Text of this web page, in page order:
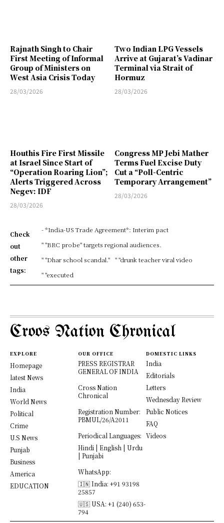
Rajnath Singh to Chair
First Meeting of Informal
Group of Ministers on
West Asia Crisis Today
28/03/2026
Two Indian LPG Vessels
Arrive at Gujarat’s Vadinar
Terminal via Strait of
Hormuz
28/03/2026
Houthis Fire First Missile
at Israel Since Start of
“Operation Roaring Lion”;
Alerts Triggered Across
Negev: IDF
28/03/2026
Congress MP Jebi Mather
Terms Fuel Excise Duty
Cut a “Poll-Centric
Temporary Arrangement”
28/03/2026
Check
out
other
tags:
- *India-US Trade Agreement*: Interim pact
" "BRC probe" targets regional audiences.
" "Dhar school scandal." " "drunk teacher viral video
" "executed
Croos Nation Chronical
EXPLORE
Homepage
latest News
India
World News
Political
Crime
U.S News
Punjab
Business
America
EDUCATION
OUR OFFICE
PRESS REGISTRAR
GENERAL OF INDIA
Cross Nation
Chronical
Registration Number:
PBMUL/26/A2011
Periodical Languages:
Hindi | English | Urdu
| Punjabi
WhatsApp:
🇮🇳 India: +91 93198
25857
🇺🇸 USA: +1 (240) 653-
794
DOMESTIC LINKS
India
Editorials
Letters
Wednesday Review
Public Notices
FAQ
Videos